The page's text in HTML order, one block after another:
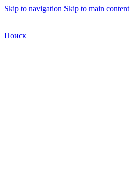
Skip to navigation Skip to main content
Поиск